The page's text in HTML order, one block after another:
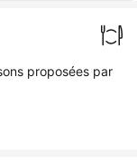
proposées par